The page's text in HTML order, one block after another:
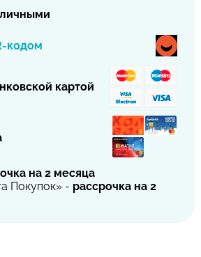
кодом
картой
на 2 месяца
Покупок» - рассрочка на 2